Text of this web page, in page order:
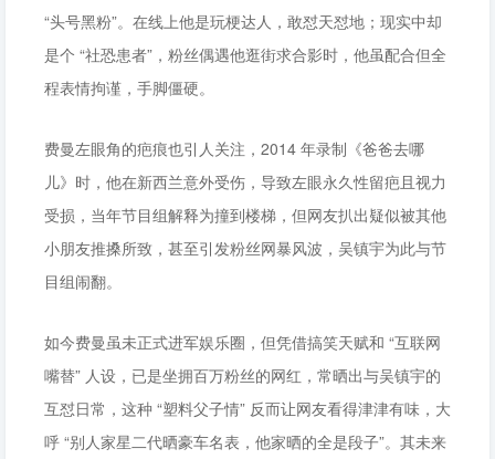
“头号黑粉”。在线上他是玩梗达人，敢怼天怼地；现实中却
是个 “社恐患者”，粉丝偶遇他逛街求合影时，他虽配合但全
程表情拘谨，手脚僵硬。
费曼左眼角的疤痕也引人关注，2014 年录制《爸爸去哪
儿》时，他在新西兰意外受伤，导致左眼永久性留疤且视力
受损，当年节目组解释为撞到楼梯，但网友扒出疑似被其他
小朋友推搡所致，甚至引发粉丝网暴风波，吴镇宇为此与节
目组闹翻。
如今费曼虽未正式进军娱乐圈，但凭借搞笑天赋和 “互联网
嘴替” 人设，已是坐拥百万粉丝的网红，常晒出与吴镇宇的
互怼日常，这种 “塑料父子情” 反而让网友看得津津有味，大
呼 “别人家星二代晒豪车名表，他家晒的全是段子”。其未来